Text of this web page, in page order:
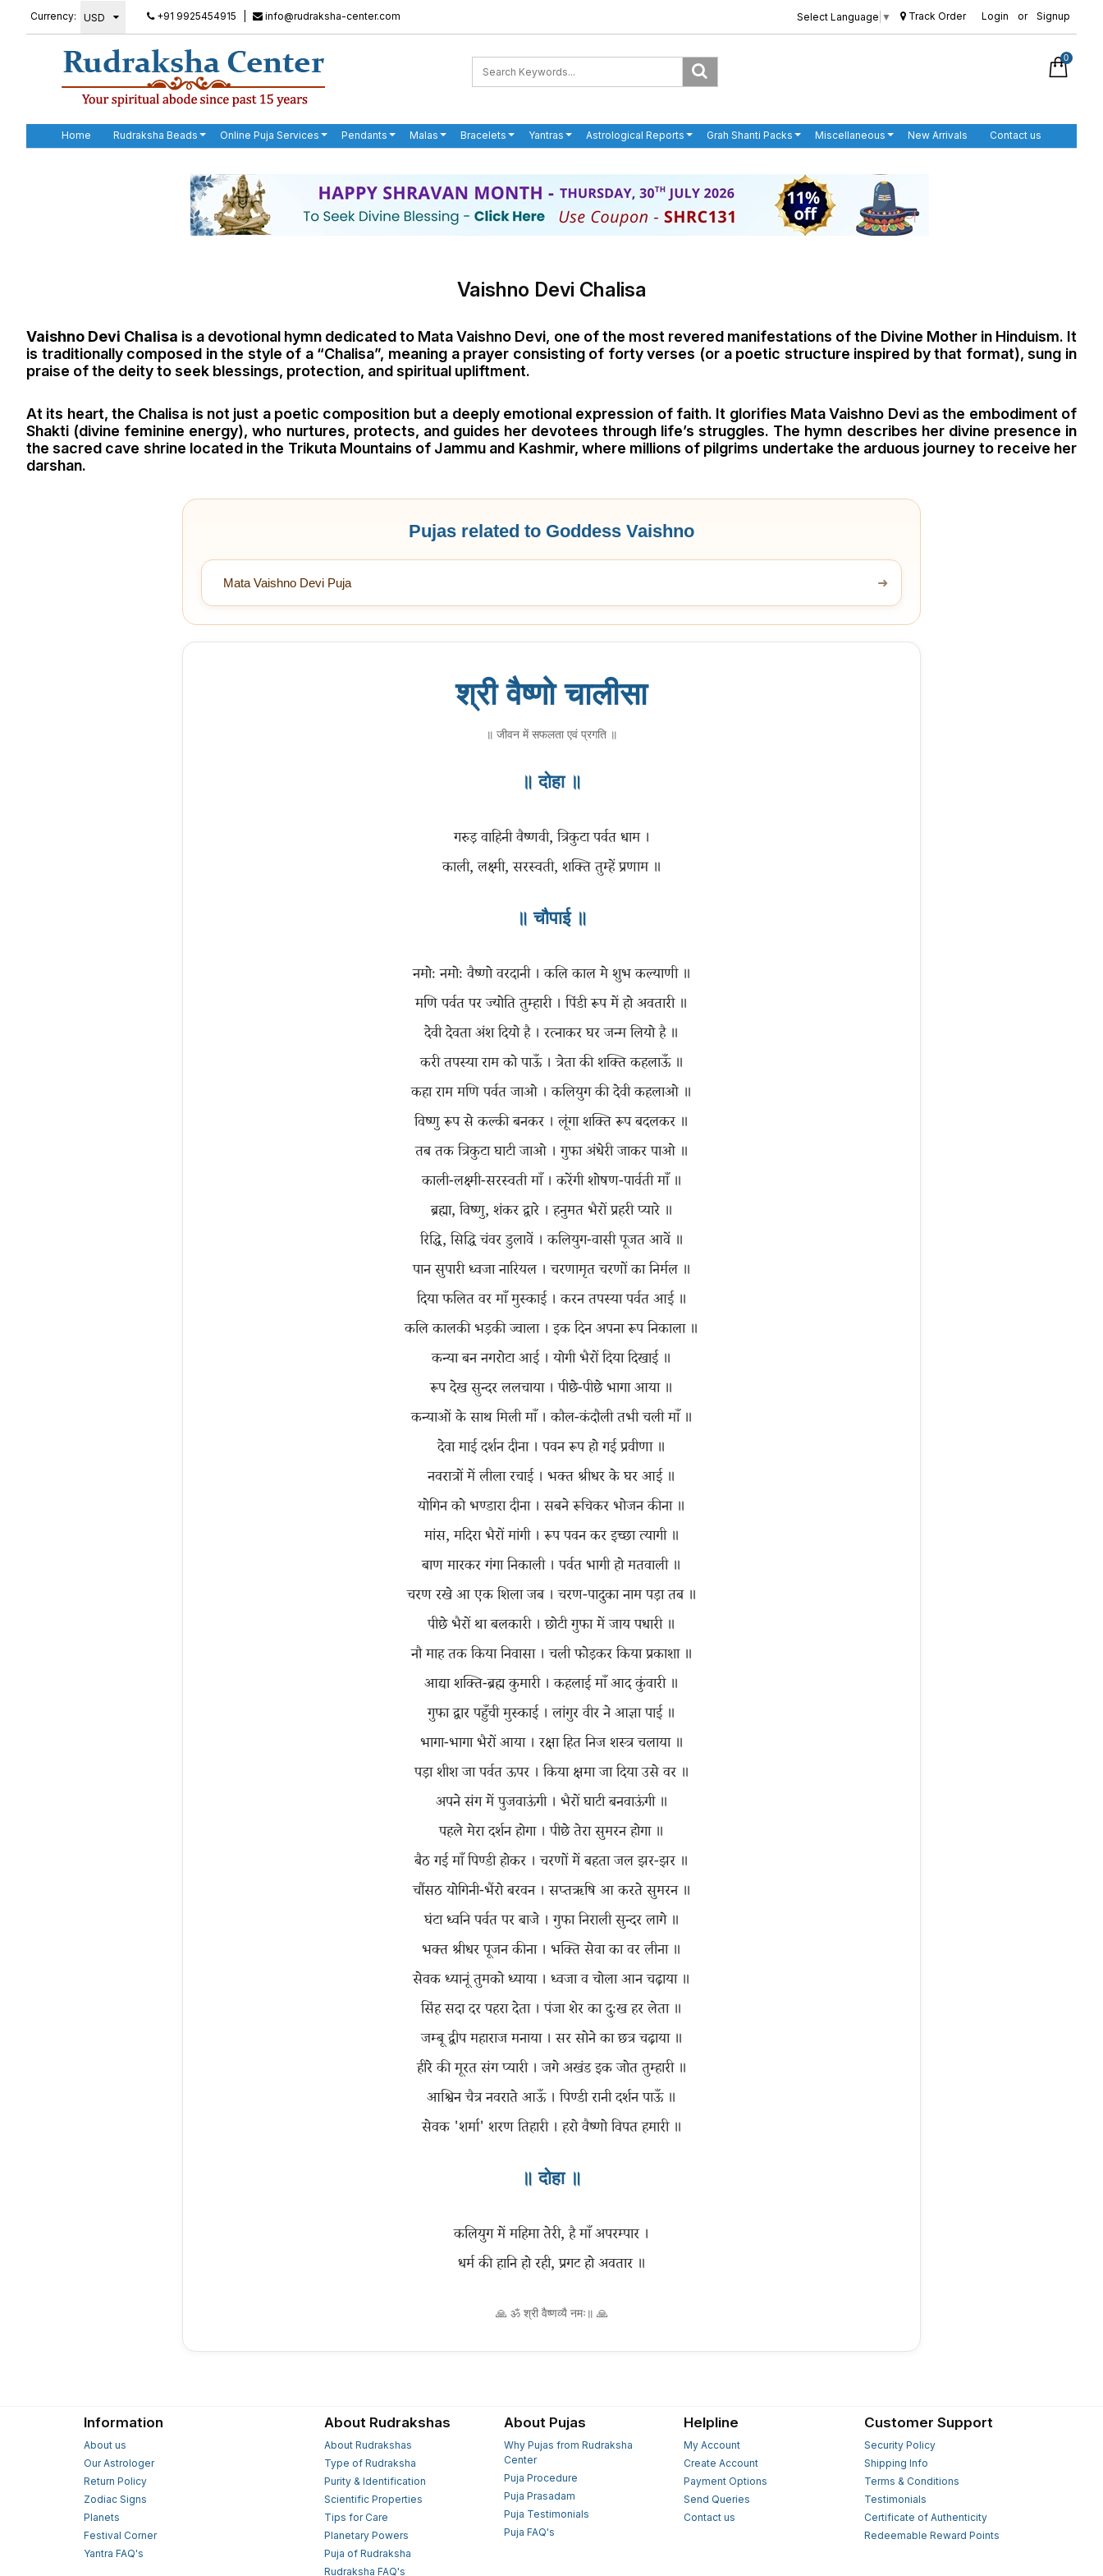
Currency: +91 9925454915 info@rudraksha-center.com Select Language ▼ Track Order Login or Signup
0
Home Rudraksha Beads Online Puja Services Pendants Malas Bracelets Yantras Astrological Reports Grah Shanti Packs Miscellaneous New Arrivals Contact us
Vaishno Devi Chalisa
Vaishno Devi Chalisa is a devotional hymn dedicated to Mata Vaishno Devi, one of the most revered manifestations of the Divine Mother in Hinduism. It
is traditionally composed in the style of a “Chalisa”, meaning a prayer consisting of forty verses (or a poetic structure inspired by that format), sung in
praise of the deity to seek blessings, protection, and spiritual upliftment.
At its heart, the Chalisa is not just a poetic composition but a deeply emotional expression of faith. It glorifies Mata Vaishno Devi as the embodiment of
Shakti (divine feminine energy), who nurtures, protects, and guides her devotees through life’s struggles. The hymn describes her divine presence in
the sacred cave shrine located in the Trikuta Mountains of Jammu and Kashmir, where millions of pilgrims undertake the arduous journey to receive her
darshan.
Pujas related to Goddess Vaishno
Mata Vaishno Devi Puja ➜
श्री वैष्णो चालीसा
॥ जीवन में सफलता एवं प्रगति ॥
॥ दोहा ॥
गरुड़ वाहिनी वैष्णवी, त्रिकुटा पर्वत धाम ।
॥ चौपाई ॥
नमोः नमोः वैष्णो वरदानी । कलि काल मे शुभ कल्याणी ॥
मणि पर्वत पर ज्योति तुम्हारी । पिंडी रूप में हो अवतारी ॥
देवी देवता अंश दियो है । रत्नाकर घर जन्म लियो है ॥
करी तपस्या राम को पाऊँ । त्रेता की शक्ति कहलाऊँ ॥
कहा राम मणि पर्वत जाओ । कलियुग की देवी कहलाओ ॥
विष्णु रूप से कल्की बनकर । लूंगा शक्ति रूप बदलकर ॥
तब तक त्रिकुटा घाटी जाओ । गुफा अंधेरी जाकर पाओ ॥
काली-लक्ष्मी-सरस्वती माँ । करेंगी शोषण-पार्वती माँ ॥
ब्रह्मा, विष्णु, शंकर द्वारे । हनुमत भैरों प्रहरी प्यारे ॥
रिद्धि, सिद्धि चंवर डुलावें । कलियुग-वासी पूजत आवें ॥
पान सुपारी ध्वजा नारियल । चरणामृत चरणों का निर्मल ॥
दिया फलित वर माँ मुस्काई । करन तपस्या पर्वत आई ॥
कलि कालकी भड़की ज्वाला । इक दिन अपना रूप निकाला ॥
कन्या बन नगरोटा आई । योगी भैरों दिया दिखाई ॥
रूप देख सुन्दर ललचाया । पीछे-पीछे भागा आया ॥
कन्याओं के साथ मिली माँ । कौल-कंदौली तभी चली माँ ॥
देवा माई दर्शन दीना । पवन रूप हो गई प्रवीणा ॥
नवरात्रों में लीला रचाई । भक्त श्रीधर के घर आई ॥
योगिन को भण्डारा दीना । सबने रूचिकर भोजन कीना ॥
मांस, मदिरा भैरों मांगी । रूप पवन कर इच्छा त्यागी ॥
बाण मारकर गंगा निकाली । पर्वत भागी हो मतवाली ॥
चरण रखे आ एक शिला जब । चरण-पादुका नाम पड़ा तब ॥
पीछे भैरों था बलकारी । छोटी गुफा में जाय पधारी ॥
नौ माह तक किया निवासा । चली फोड़कर किया प्रकाशा ॥
आद्या शक्ति-ब्रह्म कुमारी । कहलाई माँ आद कुंवारी ॥
गुफा द्वार पहुँची मुस्काई । लांगुर वीर ने आज्ञा पाई ॥
भागा-भागा भैरों आया । रक्षा हित निज शस्त्र चलाया ॥
पड़ा शीश जा पर्वत ऊपर । किया क्षमा जा दिया उसे वर ॥
अपने संग में पुजवाऊंगी । भैरों घाटी बनवाऊंगी ॥
पहले मेरा दर्शन होगा । पीछे तेरा सुमरन होगा ॥
बैठ गई माँ पिण्डी होकर । चरणों में बहता जल झर-झर ॥
चौंसठ योगिनी-भैंरो बरवन । सप्तऋषि आ करते सुमरन ॥
घंटा ध्वनि पर्वत पर बाजे । गुफा निराली सुन्दर लागे ॥
भक्त श्रीधर पूजन कीना । भक्ति सेवा का वर लीना ॥
सेवक ध्यानूं तुमको ध्याया । ध्वजा व चोला आन चढ़ाया ॥
सिंह सदा दर पहरा देता । पंजा शेर का दुःख हर लेता ॥
जम्बू द्वीप महाराज मनाया । सर सोने का छत्र चढ़ाया ॥
हीरे की मूरत संग प्यारी । जगे अखंड इक जोत तुम्हारी ॥
आश्विन चैत्र नवराते आऊँ । पिण्डी रानी दर्शन पाऊँ ॥
॥ दोहा ॥
कलियुग में महिमा तेरी, है माँ अपरम्पार ।
🙏 ॐ श्री वैष्णव्यै नमः॥ 🙏
Information
About us
Our Astrologer
Return Policy
Zodiac Signs
Planets
Festival Corner
Yantra FAQ's
About Rudrakshas
About Rudrakshas
Type of Rudraksha
Purity & Identification
Scientific Properties
Tips for Care
Planetary Powers
Puja of Rudraksha
Rudraksha FAQ's
About Pujas
Why Pujas from Rudraksha
Center
Puja Procedure
Puja Prasadam
Puja Testimonials
Puja FAQ's
Helpline
My Account
Create Account
Payment Options
Send Queries
Contact us
Customer Support
Security Policy
Shipping Info
Terms & Conditions
Testimonials
Certificate of Authenticity
Redeemable Reward Points